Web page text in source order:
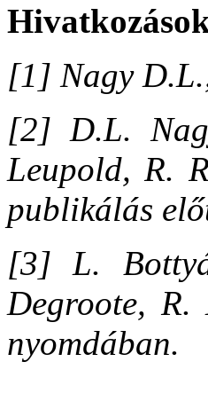
[1] Nagy
[2] D.L.
Leupold, R.
publikálás
[3] L.
Degroote,
nyomdában.